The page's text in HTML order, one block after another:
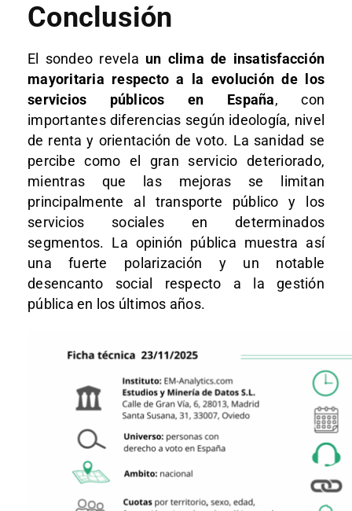
Conclusión
El sondeo revela un clima de insatisfacción
mayoritaria respecto a la evolución de los
servicios públicos en España, con
importantes diferencias según ideología, nivel
de renta y orientación de voto. La sanidad se
percibe como el gran servicio deteriorado,
mientras que las mejoras se limitan
principalmente al transporte público y los
servicios sociales en determinados
segmentos. La opinión pública muestra así
una fuerte polarización y un notable
desencanto social respecto a la gestión
pública en los últimos años.